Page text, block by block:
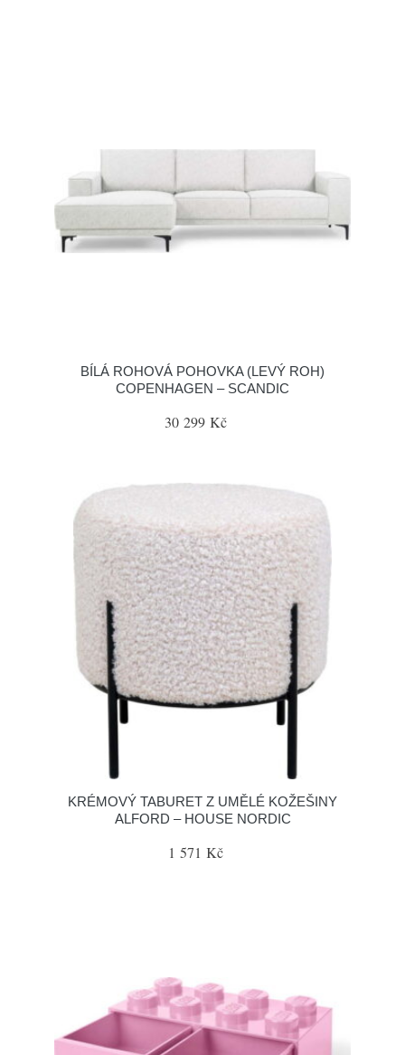
BÍLÁ ROHOVÁ POHOVKA (LEVÝ ROH)
COPENHAGEN – SCANDIC
30 299 Kč
KRÉMOVÝ TABURET Z UMĚLÉ KOŽEŠINY
ALFORD – HOUSE NORDIC
1 571 Kč